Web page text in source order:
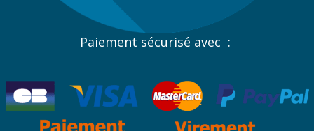
Paiement sécurisé avec :